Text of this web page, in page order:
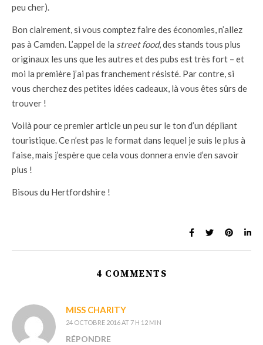
peu cher).
Bon clairement, si vous comptez faire des économies, n’allez
pas à Camden. L’appel de la street food, des stands tous plus
originaux les uns que les autres et des pubs est très fort – et
moi la première j’ai pas franchement résisté. Par contre, si
vous cherchez des petites idées cadeaux, là vous êtes sûrs de
trouver !
Voilà pour ce premier article un peu sur le ton d’un dépliant
touristique. Ce n’est pas le format dans lequel je suis le plus à
l’aise, mais j’espère que cela vous donnera envie d’en savoir
plus !
Bisous du Hertfordshire !
4 COMMENTS
MISS CHARITY
24 OCTOBRE 2016 AT 7 H 12 MIN
RÉPONDRE